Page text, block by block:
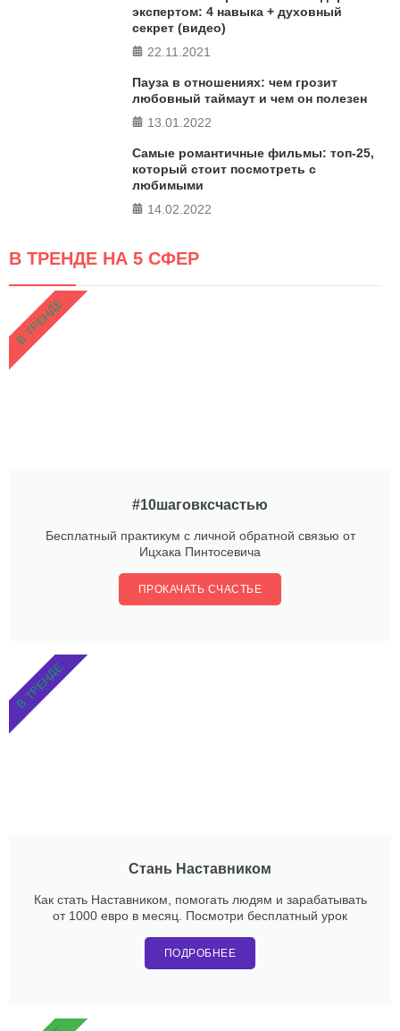
экспертом: 4 навыка + духовный
секрет (видео)
22.11.2021
Пауза в отношениях: чем грозит
любовный таймаут и чем он полезен
13.01.2022
Самые романтичные фильмы: топ-25,
который стоит посмотреть с
любимыми
14.02.2022
В ТРЕНДЕ НА 5 СФЕР
#10шаговксчастью
Бесплатный практикум с личной обратной связью от
Ицхака Пинтосевича
ПРОКАЧАТЬ СЧАСТЬЕ
В ТРЕНДЕ
Стань Наставником
Как стать Наставником, помогать людям и зарабатывать
от 1000 евро в месяц. Посмотри бесплатный урок
ПОДРОБНЕЕ
В ТРЕНДЕ